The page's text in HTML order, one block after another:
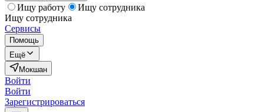
Ищу работу
Ищу сотрудника
Ищу сотрудника
Сервисы
Помощь
Ещё
Мокшан
Войти
Войти
Зарегистрироваться